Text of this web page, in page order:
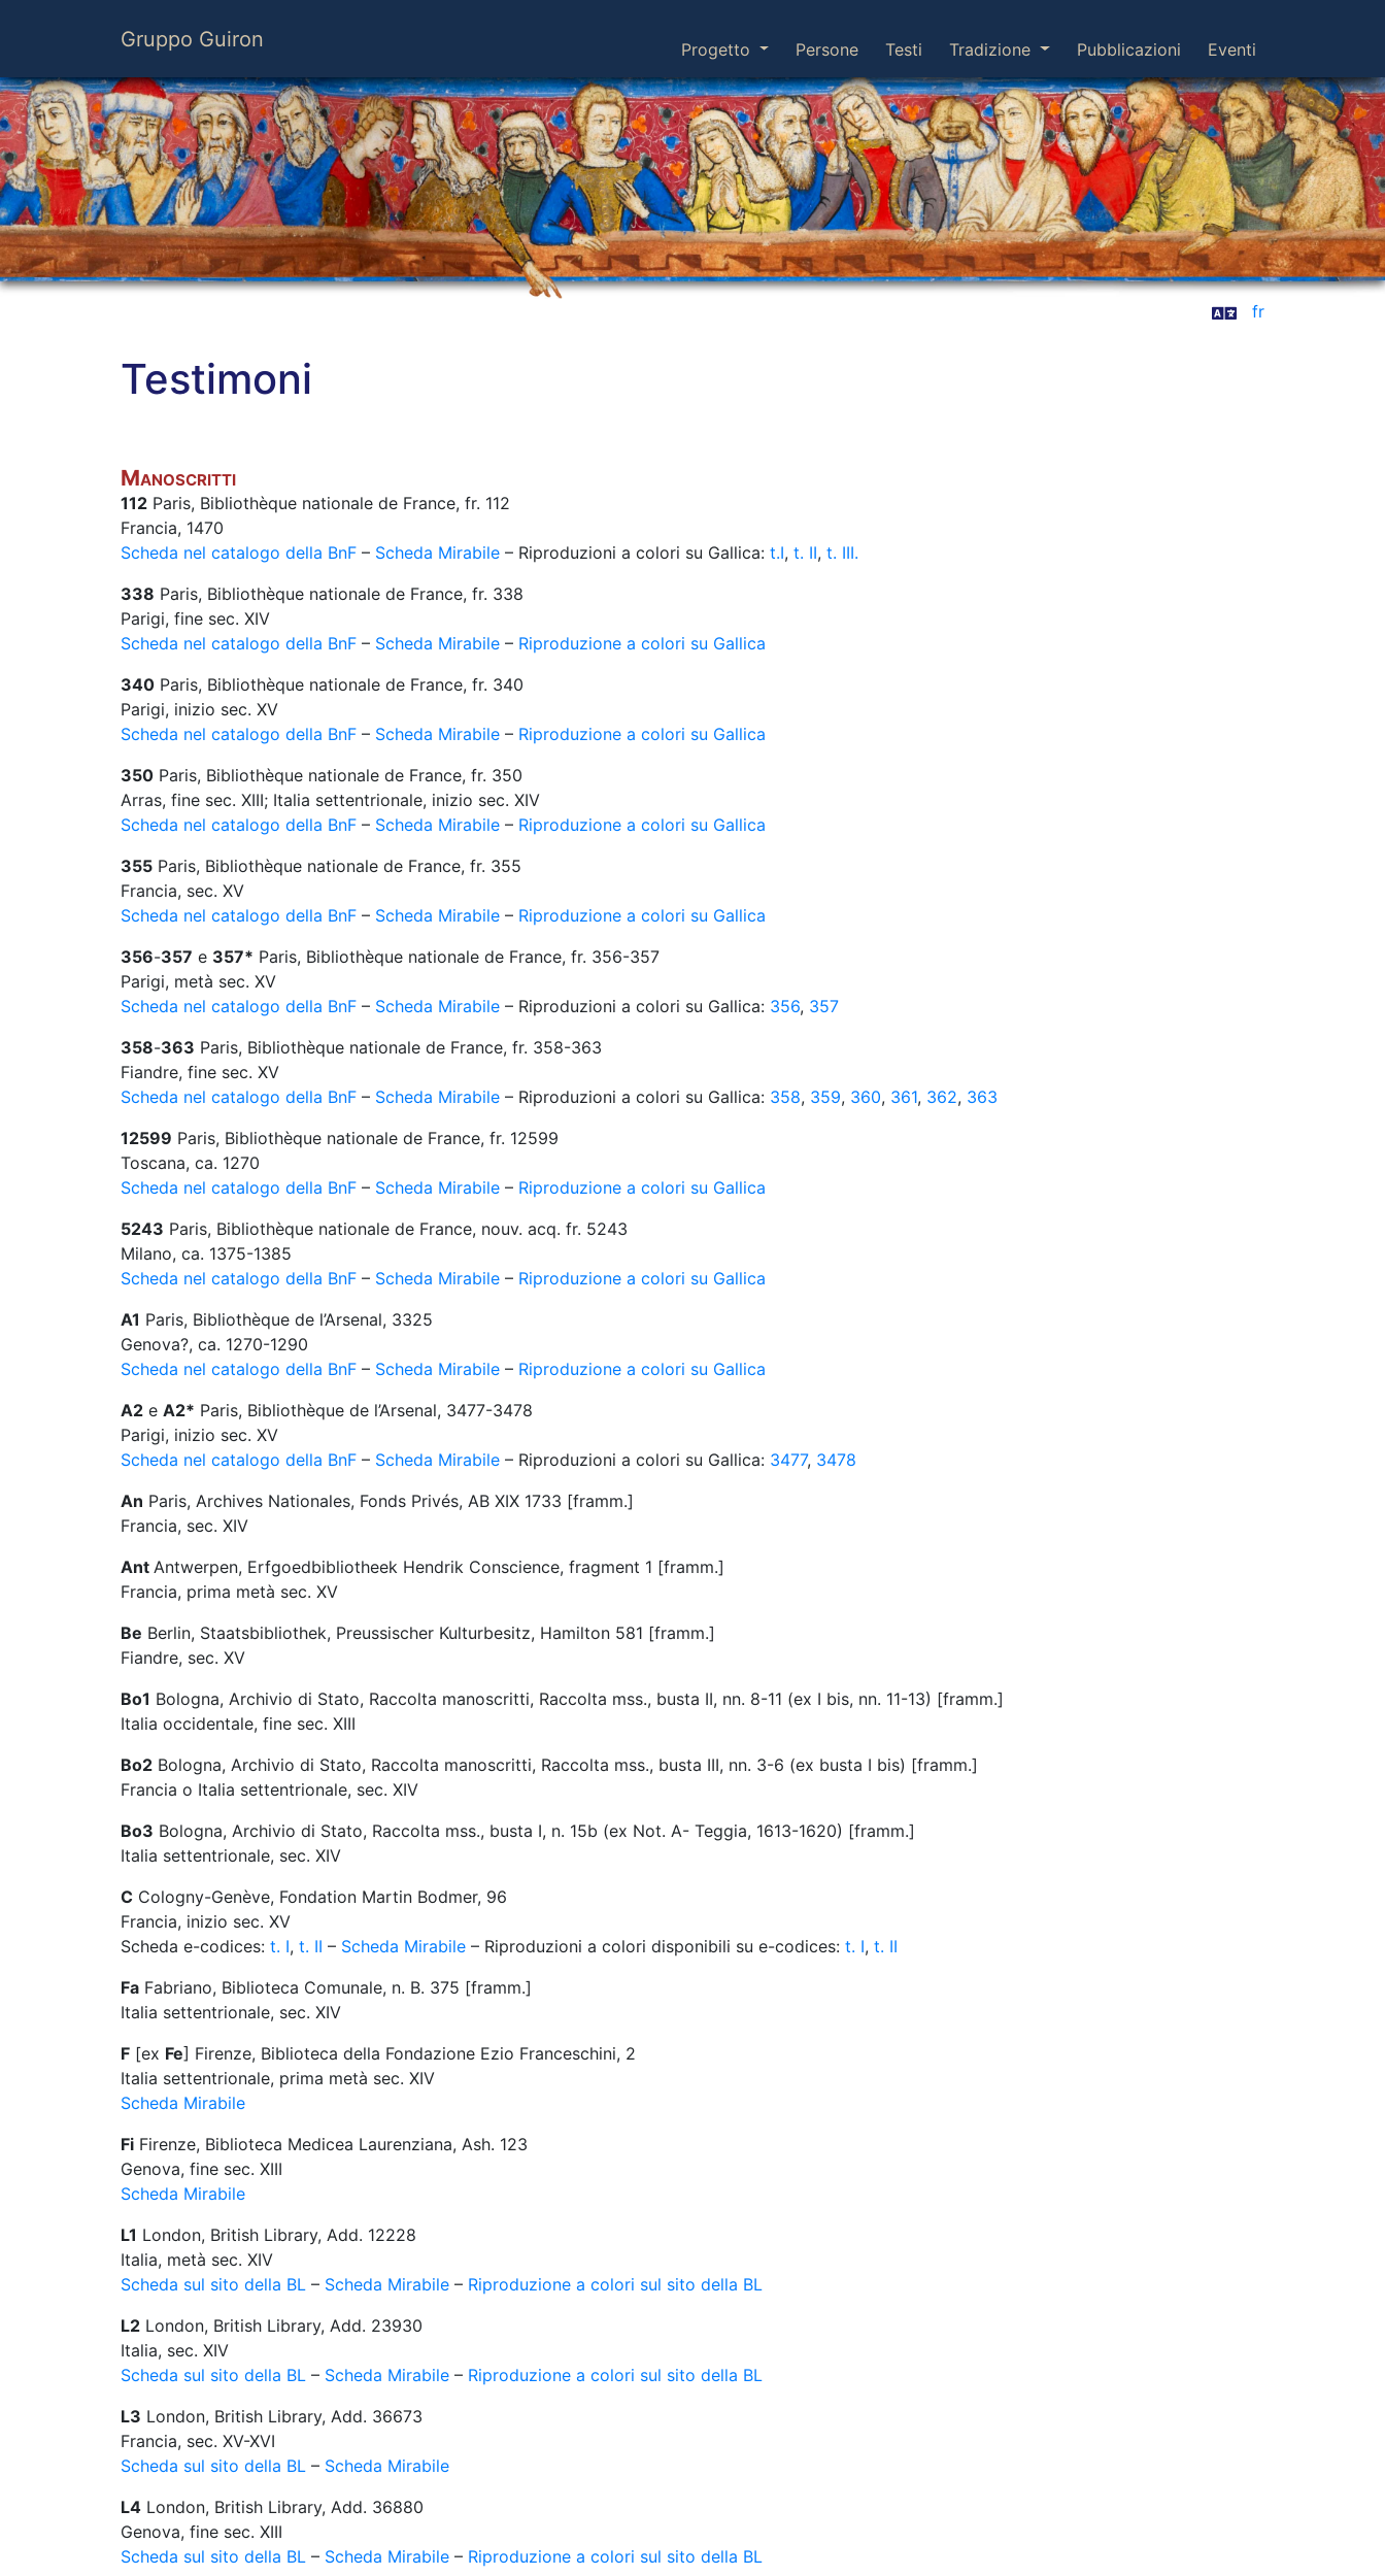
Gruppo Guiron Progetto Persone Testi Tradizione Pubblicazioni Eventi
fr
Testimoni
Manoscritti
112 Paris, Bibliothèque nationale de France, fr. 112
Francia, 1470
Scheda nel catalogo della BnF – Scheda Mirabile – Riproduzioni a colori su Gallica: t.I, t. II, t. III.
338 Paris, Bibliothèque nationale de France, fr. 338
Parigi, fine sec. XIV
Scheda nel catalogo della BnF – Scheda Mirabile – Riproduzione a colori su Gallica
340 Paris, Bibliothèque nationale de France, fr. 340
Parigi, inizio sec. XV
Scheda nel catalogo della BnF – Scheda Mirabile – Riproduzione a colori su Gallica
350 Paris, Bibliothèque nationale de France, fr. 350
Arras, fine sec. XIII; Italia settentrionale, inizio sec. XIV
Scheda nel catalogo della BnF – Scheda Mirabile – Riproduzione a colori su Gallica
355 Paris, Bibliothèque nationale de France, fr. 355
Francia, sec. XV
Scheda nel catalogo della BnF – Scheda Mirabile – Riproduzione a colori su Gallica
356-357 e 357* Paris, Bibliothèque nationale de France, fr. 356-357
Parigi, metà sec. XV
Scheda nel catalogo della BnF – Scheda Mirabile – Riproduzioni a colori su Gallica: 356, 357
358-363 Paris, Bibliothèque nationale de France, fr. 358-363
Fiandre, fine sec. XV
Scheda nel catalogo della BnF – Scheda Mirabile – Riproduzioni a colori su Gallica: 358, 359, 360, 361, 362, 363
12599 Paris, Bibliothèque nationale de France, fr. 12599
Toscana, ca. 1270
Scheda nel catalogo della BnF – Scheda Mirabile – Riproduzione a colori su Gallica
5243 Paris, Bibliothèque nationale de France, nouv. acq. fr. 5243
Milano, ca. 1375-1385
Scheda nel catalogo della BnF – Scheda Mirabile – Riproduzione a colori su Gallica
A1 Paris, Bibliothèque de l’Arsenal, 3325
Genova?, ca. 1270-1290
Scheda nel catalogo della BnF – Scheda Mirabile – Riproduzione a colori su Gallica
A2 e A2* Paris, Bibliothèque de l’Arsenal, 3477-3478
Parigi, inizio sec. XV
Scheda nel catalogo della BnF – Scheda Mirabile – Riproduzioni a colori su Gallica: 3477, 3478
An Paris, Archives Nationales, Fonds Privés, AB XIX 1733 [framm.]
Francia, sec. XIV
Ant Antwerpen, Erfgoedbibliotheek Hendrik Conscience, fragment 1 [framm.]
Francia, prima metà sec. XV
Be Berlin, Staatsbibliothek, Preussischer Kulturbesitz, Hamilton 581 [framm.]
Fiandre, sec. XV
Bo1 Bologna, Archivio di Stato, Raccolta manoscritti, Raccolta mss., busta II, nn. 8-11 (ex I bis, nn. 11-13) [framm.]
Italia occidentale, fine sec. XIII
Bo2 Bologna, Archivio di Stato, Raccolta manoscritti, Raccolta mss., busta III, nn. 3-6 (ex busta I bis) [framm.]
Francia o Italia settentrionale, sec. XIV
Bo3 Bologna, Archivio di Stato, Raccolta mss., busta I, n. 15b (ex Not. A- Teggia, 1613-1620) [framm.]
Italia settentrionale, sec. XIV
C Cologny-Genève, Fondation Martin Bodmer, 96
Francia, inizio sec. XV
Scheda e-codices: t. I, t. II – Scheda Mirabile – Riproduzioni a colori disponibili su e-codices: t. I, t. II
Fa Fabriano, Biblioteca Comunale, n. B. 375 [framm.]
Italia settentrionale, sec. XIV
F [ex Fe] Firenze, Biblioteca della Fondazione Ezio Franceschini, 2
Italia settentrionale, prima metà sec. XIV
Scheda Mirabile
Fi Firenze, Biblioteca Medicea Laurenziana, Ash. 123
Genova, fine sec. XIII
Scheda Mirabile
L1 London, British Library, Add. 12228
Italia, metà sec. XIV
Scheda sul sito della BL – Scheda Mirabile – Riproduzione a colori sul sito della BL
L2 London, British Library, Add. 23930
Italia, sec. XIV
Scheda sul sito della BL – Scheda Mirabile – Riproduzione a colori sul sito della BL
L3 London, British Library, Add. 36673
Francia, sec. XV-XVI
Scheda sul sito della BL – Scheda Mirabile
L4 London, British Library, Add. 36880
Genova, fine sec. XIII
Scheda sul sito della BL – Scheda Mirabile – Riproduzione a colori sul sito della BL